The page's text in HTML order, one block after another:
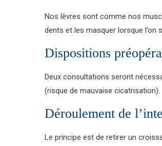
Nos lèvres sont comme nos
dents et les masquer lorsque l’on
Dispositions
Deux consultations seront
(risque de mauvaise cicatrisation).
Déroulement de
Le principe est de retirer un